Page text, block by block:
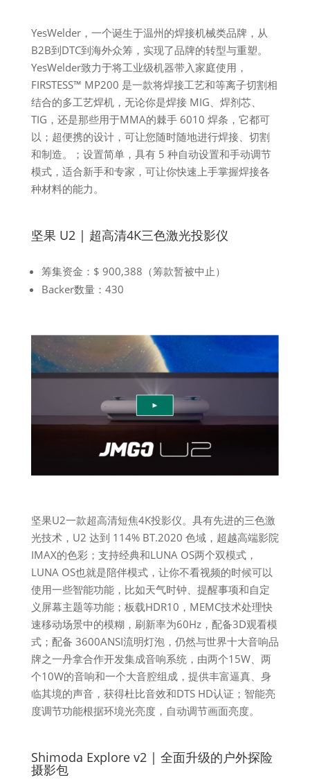
YesWelder，一个诞生于温州的焊接机械类品牌，从
B2B到DTC到海外众筹，实现了品牌的转型与重塑。
YesWelder致力于将工业级机器带入家庭使用，
FIRSTESS™ MP200 是一款将焊接工艺和等离子切割相
结合的多工艺焊机，无论你是焊接 MIG、焊剂芯、
TIG，还是那些用于MMA的棘手 6010 焊条，它都可
以；超便携的设计，可让您随时随地进行焊接、切割
和制造。；设置简单，具有 5 种自动设置和手动调节
模式，适合新手和专家，可让你快速上手掌握焊接各
种材料的能力。
坚果 U2 | 超高清4K三色激光投影仪
筹集资金：$ 900,388（筹款暂被中止）
Backer数量：430
坚果U2一款超高清短焦4K投影仪。具有先进的三色激
光技术，U2 达到 114% BT.2020 色域，超越高端影院
IMAX的色彩；支持经典和LUNA OS两个双模式，
LUNA OS也就是陪伴模式，让你不看视频的时候可以
使用一些智能功能，比如天气时钟、提醒事项和自定
义屏幕主题等功能；板载HDR10，MEMC技术处理快
速移动场景中的模糊，刷新率为60Hz，配备3D观看模
式；配备 3600ANSI流明灯泡，仍然与世界十大音响品
牌之一丹拿合作开发集成音响系统，由两个15W、两
个10W的音响和一个大音腔组成，提供丰富逼真、身
临其境的声音，获得杜比音效和DTS HD认证；智能亮
度调节功能根据环境光亮度，自动调节画面亮度。
Shimoda Explore v2 | 全面升级的户外探险
摄影包